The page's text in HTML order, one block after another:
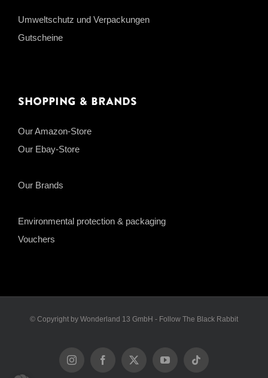
Umweltschutz und Verpackungen
Gutscheine
Shopping & Brands
Our Amazon-Store
Our Ebay-Store
Our Brands
Environmental protection & packaging
Vouchers
© Copyright by Wonderland 13 GmbH - Follow The Black Rabbit
InstagramFacebook
X YouTubeTiktok